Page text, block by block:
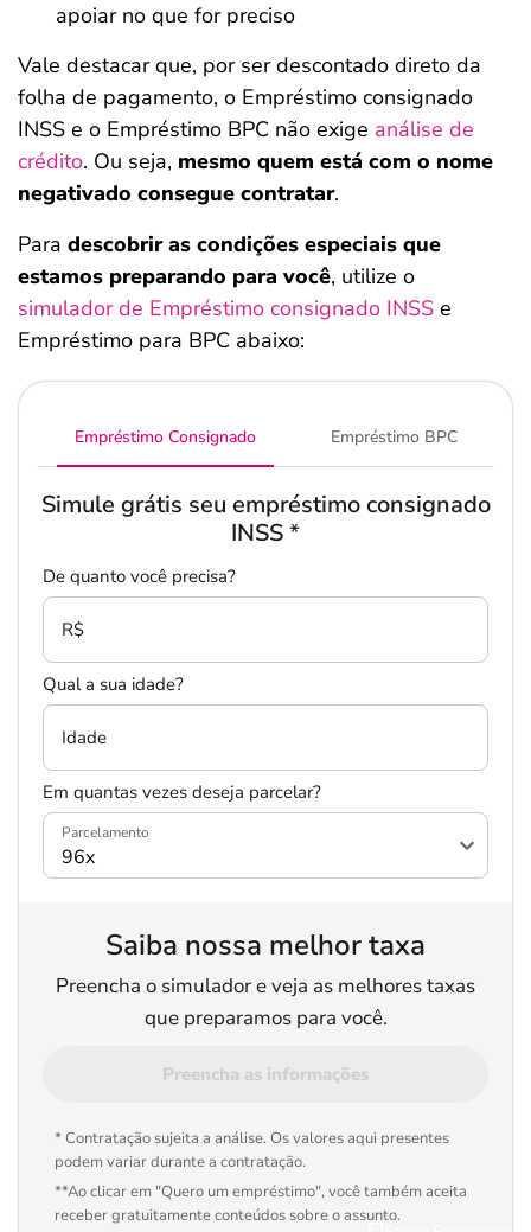
apoiar no que for preciso
Vale destacar que, por ser descontado direto da
folha de pagamento, o Empréstimo consignado
INSS e o Empréstimo BPC não exige análise de
crédito. Ou seja, mesmo quem está com o nome
negativado consegue contratar.
Para descobrir as condições especiais que
estamos preparando para você, utilize o
simulador de Empréstimo consignado INSS e
Empréstimo para BPC abaixo:
Empréstimo Consignado Empréstimo BPC
Simule grátis seu empréstimo consignado
INSS*
De quanto você precisa?
R$
Qual a sua idade?
Idade
Em quantas vezes deseja parcelar?
Parcelamento
Saiba nossa melhor taxa
Preencha o simulador e veja as melhores taxas
que preparamos para você.
Preencha as informações
* Contratação sujeita a análise. Os valores aqui presentes
podem variar durante a contratação.
**Ao clicar em "Quero um empréstimo", você também aceita
receber gratuitamente conteúdos sobre o assunto.